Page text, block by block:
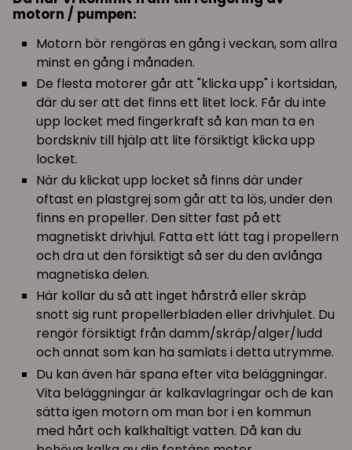
motorn / pumpen:
Motorn bör rengöras en gång i veckan, som allra
minst en gång i månaden.
De flesta motorer går att "klicka upp" i kortsidan,
där du ser att det finns ett litet lock. Får du inte
upp locket med fingerkraft så kan man ta en
bordskniv till hjälp att lite försiktigt klicka upp
locket.
När du klickat upp locket så finns där under
oftast en plastgrej som går att ta lös, under den
finns en propeller. Den sitter fast på ett
magnetiskt drivhjul. Fatta ett lätt tag i propellern
och dra ut den försiktigt så ser du den avlånga
magnetiska delen.
Här kollar du så att inget hårstrå eller skräp
snott sig runt propellerbladen eller drivhjulet. Du
rengör försiktigt från damm/skräp/alger/ludd
och annat som kan ha samlats i detta utrymme.
Du kan även här spana efter vita beläggningar.
Vita beläggningar är kalkavlagringar och de kan
sätta igen motorn om man bor i en kommun
med hårt och kalkhaltigt vatten. Då kan du